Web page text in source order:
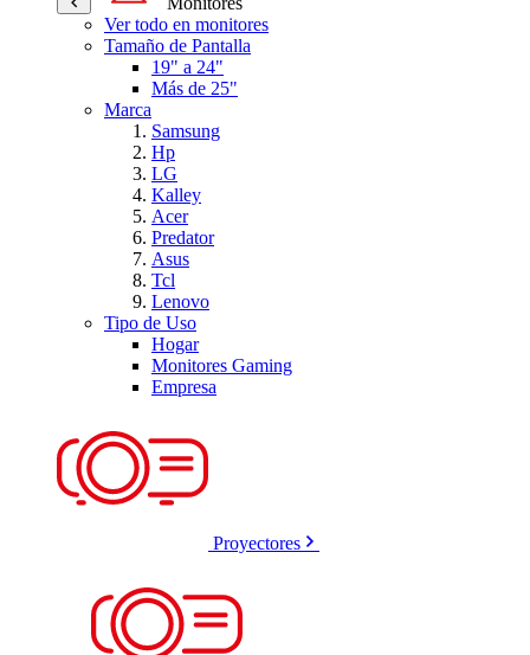
Ver todo en monitores
Tamaño de Pantalla
19" a 24"
Más de 25"
Marca
Samsung
Hp
LG
Kalley
Acer
Predator
Asus
Tcl
Lenovo
Tipo de Uso
Hogar
Monitores Gaming
Empresa
Proyectores